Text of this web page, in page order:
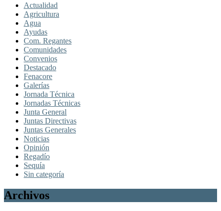
Actualidad
Agricultura
Agua
Ayudas
Com. Regantes
Comunidades
Convenios
Destacado
Fenacore
Galerías
Jornada Técnica
Jornadas Técnicas
Junta General
Juntas Directivas
Juntas Generales
Noticias
Opinión
Regadío
Sequía
Sin categoría
Archivos